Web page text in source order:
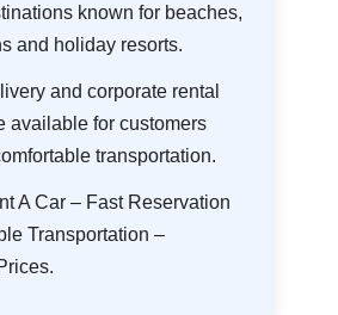
known for beaches,
and holiday resorts.
and corporate rental
available for customers
transportation.
A Car – Fast Reservation
Transportation –